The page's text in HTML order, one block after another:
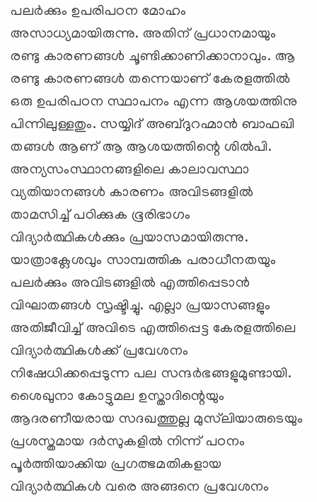
പലര്‍ക്കും ഉപരിപഠന മോഹം
അസാധ്യമായിരുന്നു. അതിന് പ്രധാനമായും
രണ്ടു കാരണങ്ങള്‍ ചൂണ്ടിക്കാണിക്കാനാവും. ആ
രണ്ടു കാരണങ്ങള്‍ തന്നെയാണ് കേരളത്തില്‍
ഒരു ഉപരിപഠന സ്ഥാപനം എന്ന ആശയത്തിനു
പിന്നിലുള്ളതും. സയ്യിദ് അബ്ദുറഹ്മാന്‍ ബാഫഖി
തങ്ങള്‍ ആണ് ആ ആശയത്തിന്റെ ശില്‍പി.
അന്യസംസ്ഥാനങ്ങളിലെ കാലാവസ്ഥാ
വ്യതിയാനങ്ങള്‍ കാരണം അവിടങ്ങളില്‍
താമസിച്ച് പഠിക്കുക ഭൂരിഭാഗം
വിദ്യാര്‍ത്ഥികള്‍ക്കും പ്രയാസമായിരുന്നു.
യാത്രാക്ലേശവും സാമ്പത്തിക പരാധീനതയും
പലര്‍ക്കും അവിടങ്ങളില്‍ എത്തിപ്പെടാന്‍
വിഘാതങ്ങള്‍ സൃഷ്ടിച്ചു. എല്ലാ പ്രയാസങ്ങളും
അതിജീവിച്ച് അവിടെ എത്തിപ്പെട്ട കേരളത്തിലെ
വിദ്യാര്‍ത്ഥികള്‍ക്ക് പ്രവേശനം
നിഷേധിക്കപ്പെടുന്ന പല സന്ദര്‍ഭങ്ങളുമുണ്ടായി.
ശൈഖുനാ കോട്ടുമല ഉസ്താദിന്റെയും
ആദരണീയരായ സദഖത്തുല്ല മുസ്‌ലിയാരുടെയും
പ്രശസ്തമായ ദര്‍സുകളില്‍ നിന്ന് പഠനം
പൂര്‍ത്തിയാക്കിയ പ്രഗത്ഭമതികളായ
വിദ്യാര്‍ത്ഥികള്‍ വരെ അങ്ങനെ പ്രവേശനം